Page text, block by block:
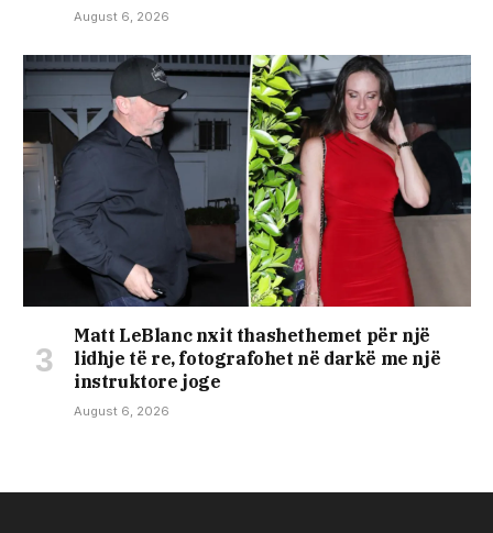
August 6, 2026
Matt LeBlanc nxit thashethemet për një
lidhje të re, fotografohet në darkë me një
instruktore joge
August 6, 2026